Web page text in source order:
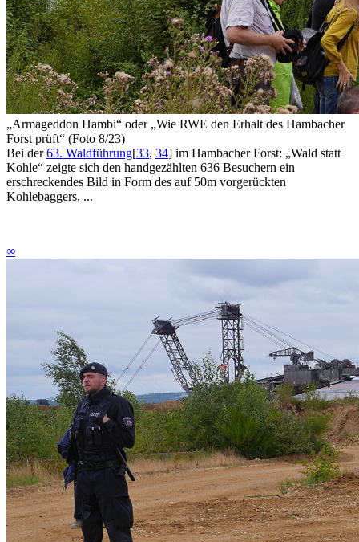
„Armageddon Hambi“ oder„Wie RWE den Erhalt des Hambacher
Forst prüft“ (Foto 8/23)
Bei der63. Waldführung[33, 34] im Hambacher Forst: „Wald statt
Kohle“ zeigte sich den handgezählten 636 Besuchern ein
erschreckendes Bild in Form des auf 50m vorgerückten
Kohlebaggers, ...
∞